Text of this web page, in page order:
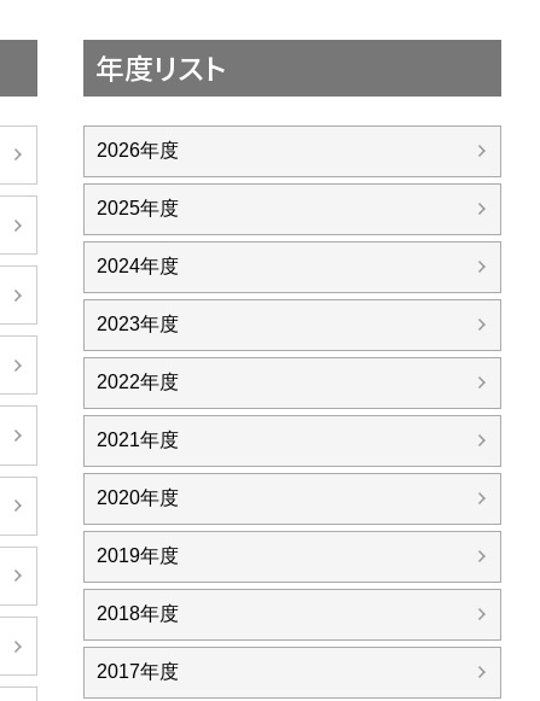
年度リスト
2026年度
2025年度
2024年度
2023年度
2022年度
2021年度
2020年度
2019年度
2018年度
2017年度